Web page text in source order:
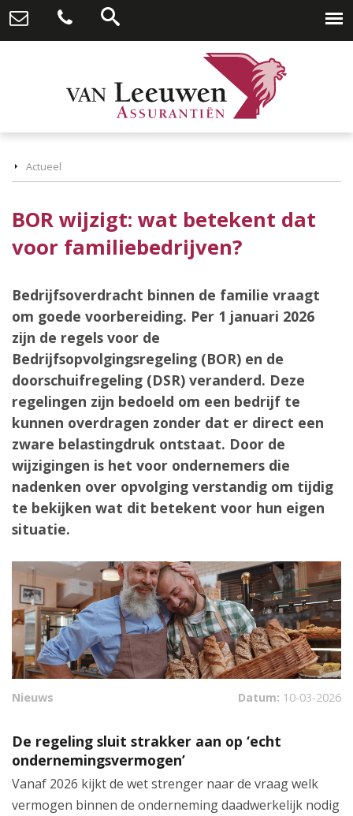
Actueel
BOR wijzigt: wat betekent dat
voor familiebedrijven?
Bedrijfsoverdracht binnen de familie vraagt
om goede voorbereiding. Per 1 januari 2026
zijn de regels voor de
Bedrijfsopvolgingsregeling (BOR) en de
doorschuifregeling (DSR) veranderd. Deze
regelingen zijn bedoeld om een bedrijf te
kunnen overdragen zonder dat er direct een
zware belastingdruk ontstaat. Door de
wijzigingen is het voor ondernemers die
nadenken over opvolging verstandig om tijdig
te bekijken wat dit betekent voor hun eigen
situatie.
Nieuws Datum: 10-03-2026
De regeling sluit strakker aan op ‘echt
ondernemingsvermogen’
Vanaf 2026 kijkt de wet strenger naar de vraag welk
vermogen binnen de onderneming daadwerkelijk nodig